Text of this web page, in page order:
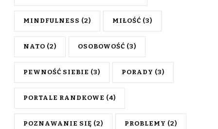
MINDFULNESS (2) MIŁOŚĆ (3)
NATO (2) OSOBOWOŚĆ (3)
PEWNOŚĆ SIEBIE (3) PORADY (3)
PORTALE RANDKOWE (4)
POZNAWANIE SIĘ (2) PROBLEMY (2)